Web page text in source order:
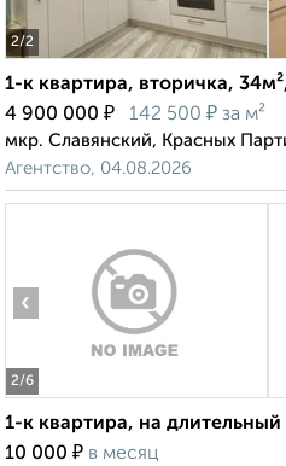
2/2
1-к квартира, вторичка,
4 900 000 ₽ 142 500 ₽ за м²
мкр. Славянский, Красных
Агентство, 04.08.2026
2/6
‹
1-к квартира, на
10 000 ₽ в месяц